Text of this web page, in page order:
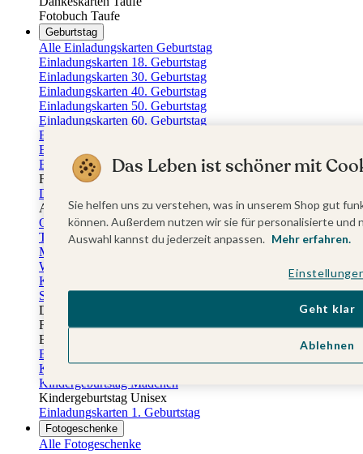
Fotobuch Taufe
Geburtstag
Alle Einladungskarten Geburtstag
Einladungskarten 18. Geburtstag
Einladungskarten 30. Geburtstag
Einladungskarten 40. Geburtstag
Einladungskarten 50. Geburtstag
Einladungskarten 60. Geburtstag
Einladungskarten 70. Geburtstag
Einladungskarten 80. Geburtstag
Einladungskarten 90. Geburtstag
Für jedes Alter
Doppelgeburtstag Einladungen
Alle Geburtstagsextras
Gästebücher Geburtstag
Tischkarten Geburtstag
Menükarten Geburtstag
Weinetiketten Geburtstag
Kartenbox Geburtstag
Save the Date Karten
Dankeskarten Geburtstag
Fotobuch Geburtstag
Eventplattform
Einladungskarten Kindergeburtstag
Kindergeburtstag Jungen
Kindergeburtstag Mädchen
Kindergeburtstag Unisex
Einladungskarten 1. Geburtstag
Fotogeschenke
Alle Fotogeschenke
Das Leben ist schöner mit
Sie helfen uns zu verstehen, was in unserem Shop gut
können. Außerdem nutzen wir sie für personalisierte
Auswahl kannst du jederzeit anpassen. Mehr erfahren.
Ablehnen
Geht klar